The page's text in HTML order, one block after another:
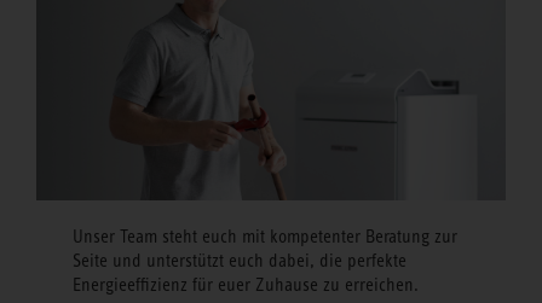
Unser Team steht euch mit kompetenter Beratung zur
Seite und unterstützt euch dabei, die perfekte
Energieeffizienz für euer Zuhause zu erreichen.